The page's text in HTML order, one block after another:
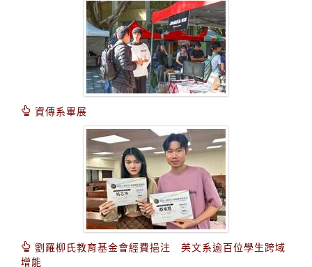
資傳系畢展
劉羅柳氏教育基金會經費挹注 英文系逾百位學生跨域
增能